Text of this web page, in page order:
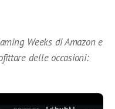
Weeks di Amazon e
delle occasioni: